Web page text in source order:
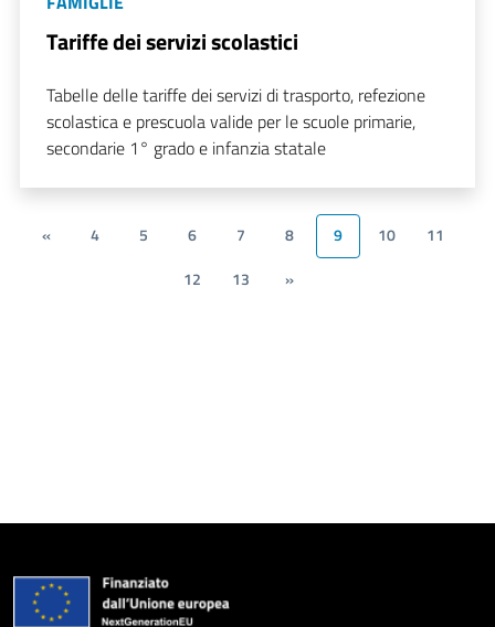
Tariffe dei servizi scolastici
Tabelle delle tariffe dei servizi di trasporto, refezione
scolastica e prescuola valide per le scuole primarie,
secondarie 1° grado e infanzia statale
« 4 5 6 7 8 9 10
11
12
13 »